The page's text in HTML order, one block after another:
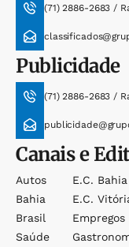
(71) 2886-2683 /
Publicidade
(71) 2886-2683 /
Canais e
Autos
Bahia
Brasil
Saúde
E.c. Bahia
E.c.
Empregos